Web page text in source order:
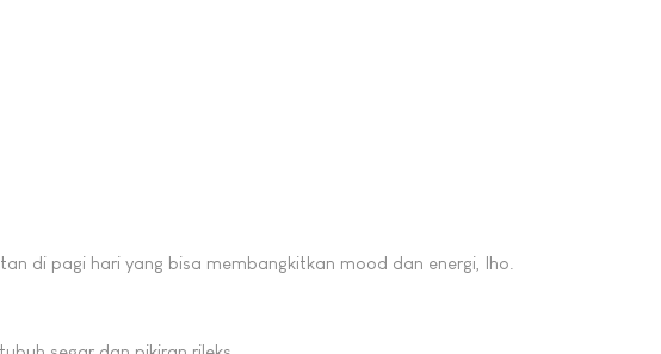
di pagi hari yang bisa membangkitkan mood dan energi, lho.